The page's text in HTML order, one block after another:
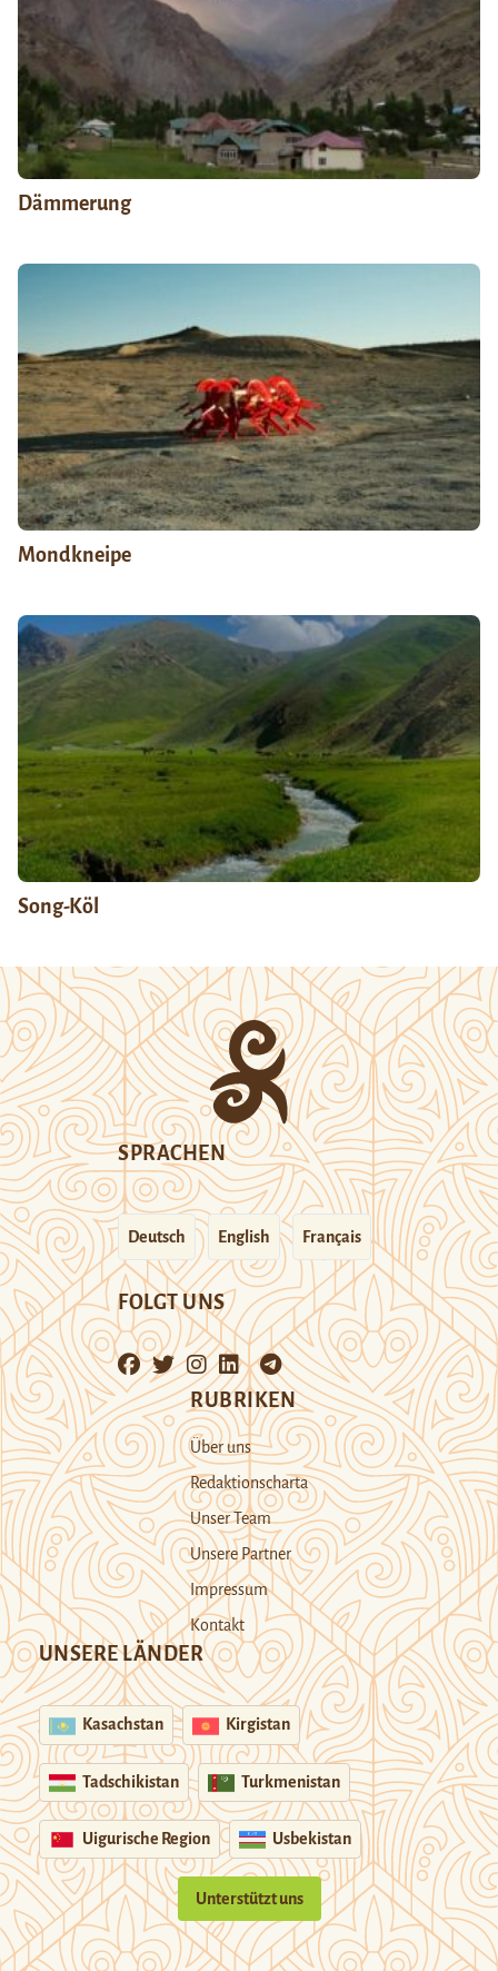
Dämmerung
Mondkneipe
Song-Köl
SPRACHEN
Deutsch English Français
FOLGT UNS
RUBRIKEN
Über uns
Redaktionscharta
Unser Team
Unsere Partner
Impressum
Kontakt
UNSERE LÄNDER
Kasachstan Kirgistan
Tadschikistan Turkmenistan
Uigurische Region Usbekistan
Unterstützt uns